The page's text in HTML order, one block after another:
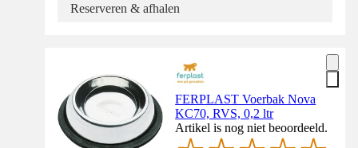
Reserveren & afhalen
FERPLAST Voerbak Nova
KC70, RVS, 0,2 ltr
Artikel is nog niet beoordeeld.